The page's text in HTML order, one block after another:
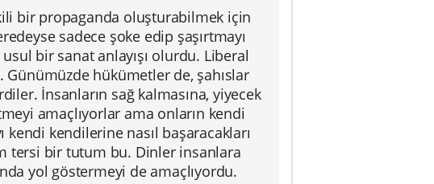
bir propaganda oluşturabilmek için
sadece şoke edip şaşırtmayı
bir sanat anlayışı olurdu. Liberal
hükümetler de, şahıslar
İnsanların sağ kalmasına, yiyecek
amaçlıyorlar ama onların kendi
kendi kendilerine nasıl başaracakları
tersi bir tutum bu. Dinler insanlara
yol göstermeyi de amaçlıyordu.